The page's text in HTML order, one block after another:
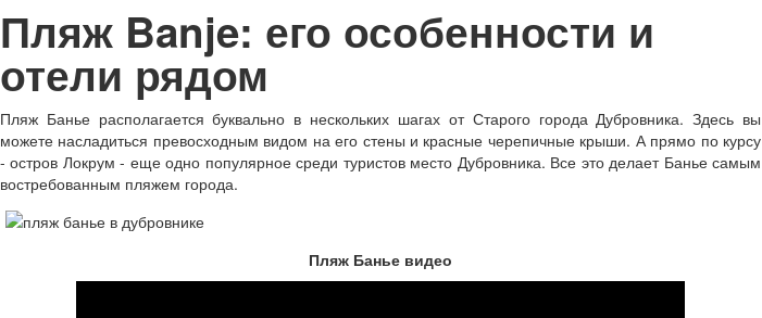
Пляж Banje: его особенности и
отели рядом
Пляж Банье располагается буквально в нескольких шагах от Старого города Дубровника. Здесь вы
можете насладиться превосходным видом на его стены и красные черепичные крыши. А прямо по курсу
- остров Локрум - еще одно популярное среди туристов место Дубровника. Все это делает Банье самым
востребованным пляжем города.
Пляж Банье видео